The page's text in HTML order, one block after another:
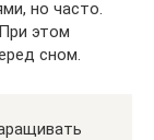
но часто.
этом
сном.